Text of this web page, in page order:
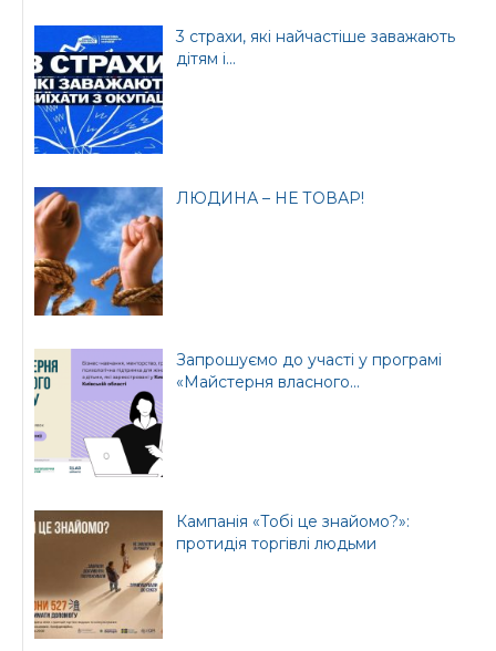
3 страхи, які найчастіше заважають
дітям і...
ЛЮДИНА – НЕ ТОВАР!
Запрошуємо до участі у програмі
«Майстерня власного...
Кампанія «Тобі це знайомо?»:
протидія торгівлі людьми